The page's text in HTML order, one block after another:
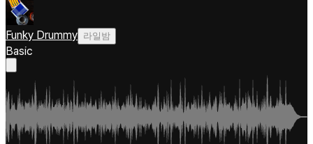
Funky Drummy 라일밤
Basic